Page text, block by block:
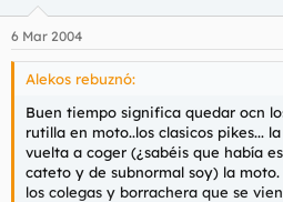
6 Mar 2004
Alekos rebuznó:
Buen tiempo significa quedar ocn
rutilla en moto..los clasicos pikes...
vuelta a coger (¿sabéis que había
cateto y de subnormal soy) la
los colegas y borrachera que se